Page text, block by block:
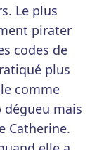
Le plus
pirater
codes de
plus
comme
mais
Catherine.